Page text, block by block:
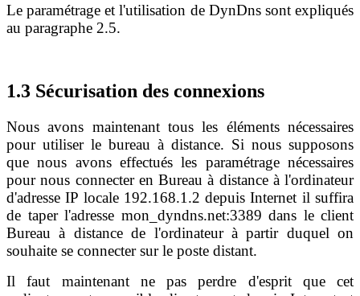
Le paramétrage et l'utilisation de DynDns sont expliqués
au paragraphe 2.5.
1.3 Sécurisation des connexions
Nous avons maintenant tous les éléments nécessaires
pour utiliser le bureau à distance. Si nous supposons
que nous avons effectués les paramétrage nécessaires
pour nous connecter en Bureau à distance à l'ordinateur
d'adresse IP locale 192.168.1.2 depuis Internet il suffira
de taper l'adresse mon_dyndns.net:3389 dans le client
Bureau à distance de l'ordinateur à partir duquel on
souhaite se connecter sur le poste distant.
Il faut maintenant ne pas perdre d'esprit que cet